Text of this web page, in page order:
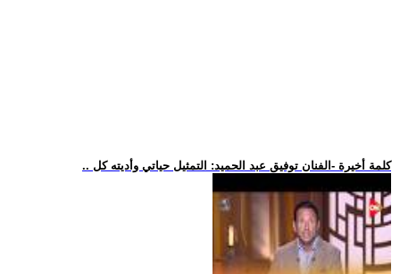
.. كلمة أخيرة -الفنان توفيق عبد الحميد: التمثيل حياتي وأديته كل